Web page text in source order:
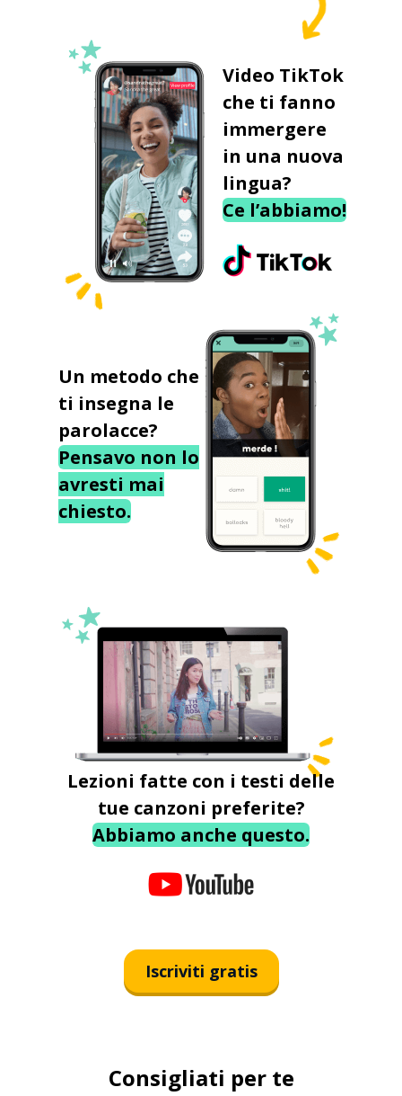
Video TikTok
che ti fanno
immergere
in una nuova
lingua?
Ce l’abbiamo!
Un metodo che
ti insegna le
parolacce?
Pensavo non lo
avresti mai
chiesto.
Lezioni fatte con i testi delle
tue canzoni preferite?
Abbiamo anche questo.
Iscriviti gratis
Consigliati per te